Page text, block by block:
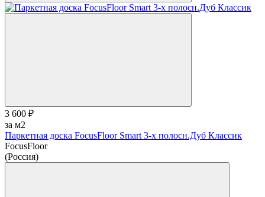
3 600 ₽
за м2
Паркетная доска FocusFloor Smart 3-х полосн.Дуб Классик
FocusFloor
(Россия)